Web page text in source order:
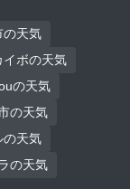
天気
ボの天気
の天気
の天気
天気
の天気